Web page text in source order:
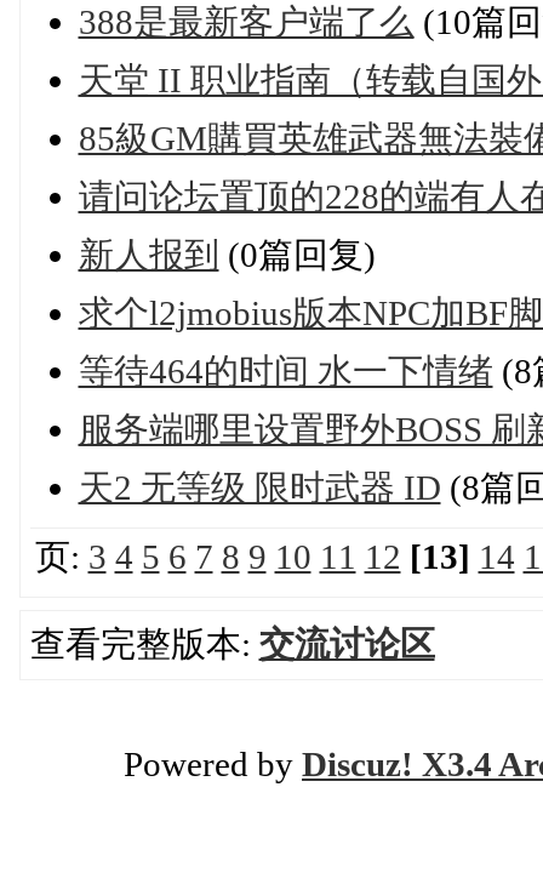
388是最新客户端了么 (10篇
天堂 II 职业指南（转载自国
85級GM購買英雄武器無法裝
请问论坛置顶的228的端有人
新人报到 (0篇回复)
求个l2jmobius版本NPC加BF
等待464的时间 水一下情绪 (8
服务端哪里设置野外BOSS 刷
天2 无等级 限时武器 ID (8篇
页: 3 4 5 6 7 8 9 10 11 12 [13] 14
查看完整版本: 交流讨论区
Powered by Discuz! X3.4